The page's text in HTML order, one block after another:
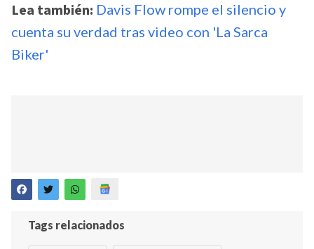
Lea también: Davis Flow rompe el silencio y
cuenta su verdad tras video con 'La Sarca
Biker'
Tags relacionados